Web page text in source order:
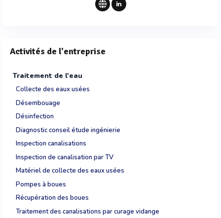
Activités de l'entreprise
Traitement de l'eau
Collecte des eaux usées
Désembouage
Désinfection
Diagnostic conseil étude ingénierie
Inspection canalisations
Inspection de canalisation par TV
Matériel de collecte des eaux usées
Pompes à boues
Récupération des boues
Traitement des canalisations par curage vidange